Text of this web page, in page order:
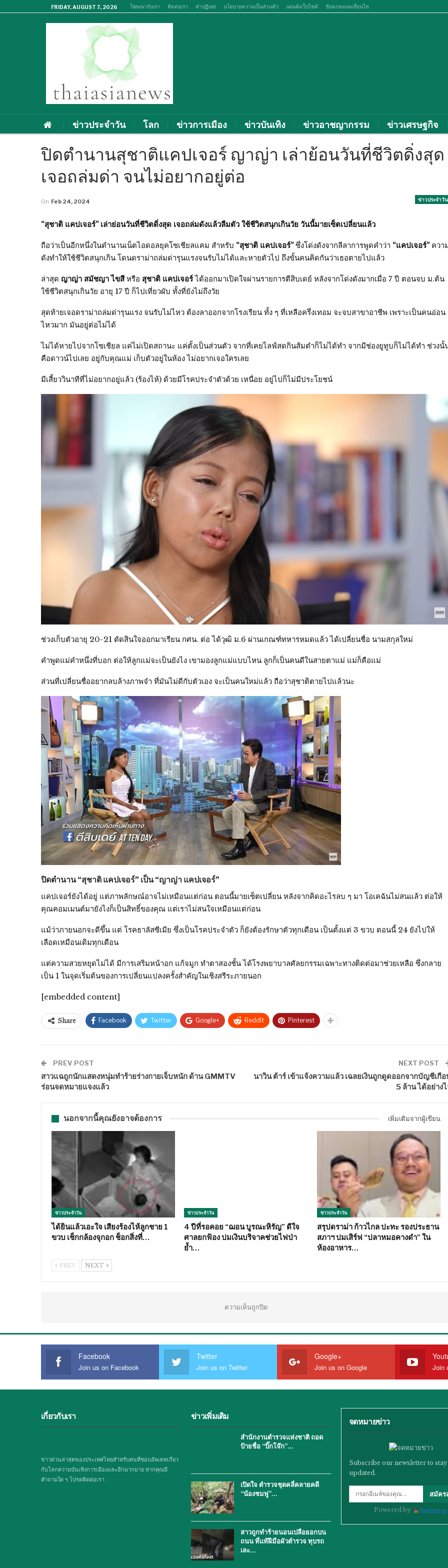
FRIDAY, AUGUST 7, 2026 โฆษณากับเรา ติดต่อเรา คำปฏิเสธ นโยบายความเป็นส่วนตัว แผนผังเว็บไซต์ ข้อตกลงและเงื่อนไข
ข่าวประจำวัน โลก ข่าวการเมือง ข่าวบันเทิง ข่าวอาชญากรรม ข่าวเศรษฐกิจ
ปิดตำนานสุชาติแคปเจอร์ ญาญ่า เล่าย้อนวันที่ชีวิตดิ่งสุด
เจอถล่มด่า จนไม่อยากอยู่ต่อ
ข่าวประจำวัน
On Feb 24, 2024
“สุชาติ แคปเจอร์” เล่าย่อนวันที่ชีวิตดิ่งสุด เจอถล่มดังแล้วลืมตัว ใช้ชีวิตสนุกเกินวัย วันนี้มายเซ็ตเปลี่ยนแล้ว
ถือว่าเป็นอีกหนึ่งในตำนานเน็ตไอดอลยุคโซเชียลแคม สำหรับ “สุชาติ แคปเจอร์”ซึ่งโด่งดังจากลีลาการพูดคำว่า “แคปเจอร์”ควา
ดังทำให้ใช้ชีวิตสนุกเกิน โดนดราม่าถล่มด่ารุนแรงจนรับไม่ได้และหายตัวไป ถึงขั้นคนคิดกันว่าเธอตายไปแล้ว
ล่าสุด ญาญ่า สมัชญา ไขสีหรือ สุชาติ แคปเจอร์ได้ออกมาเปิดใจผ่านรายการตีสิบเดย์ หลังจากโด่งดังมากเมื่อ 7 ปี ตอนจบ ม.ต้น
ใช้ชีวิตสนุกเกินวัย อายุ 17 ปี ก็ไปเที่ยวผับ ทั้งที่ยังไม่ถึงวัย
สุดท้ายเจอดราม่าถล่มด่ารุนแรง จนรับไม่ไหว ต้องลาออกจากโรงเรียน ทั้ง ๆ ที่เหลือครึ่งเทอม จะจบสาขาอาชีพ เพราะเป็นคนอ่อน
ไหวมาก มันอยู่ต่อไม่ได้
ไม่ได้หายไปจากโซเชียล แค่ไม่เปิดสถานะ แค่ตั้งเป็นส่วนตัว จากที่เคยไลฟ์สดกินส้มตำก็ไม่ได้ทำ จากมีช่องยูทูบก็ไม่ได้ทำ ช่วงนั้
คือดาวน์ไปเลย อยู่กับคุณแม่ เก็บตัวอยู่ในห้อง ไม่อยากเจอใครเลย
มีเสี้ยววินาทีที่ไม่อยากอยู่แล้ว (ร้องไห้) ด้วยมีโรคประจำตัวด้วย เหนื่อย อยู่ไปก็ไม่มีประโยชน์
ช่วงเก็บตัวอายุ 20-21 ตัดสินใจออกมาเรียน กศน. ต่อ ได้วุฒิ ม.6 ผ่านเกณฑ์ทหารหมดแล้ว ได้เปลี่ยนชื่อ นามสกุลใหม่
คำพูดแม่คำหนึ่งที่บอก ต่อให้ลูกแม่จะเป็นยังไง เขามองลูกแม่แบบไหน ลูกก็เป็นคนดีในสายตาแม่ แม่ก็คือแม่
ส่วนที่เปลี่ยนชื่ออยากลบล้างภาพจำ ที่มันไม่ดีกับตัวเอง จะเป็นคนใหม่แล้ว ถือว่าสุชาติตายไปแล้วนะ
ปิดตำนาน “สุชาติ แคปเจอร์” เป็น “ญาญ่า แคปเจอร์”
แคปเจอร์ยังได้อยู่ แต่ภาพลักษณ์อาจไม่เหมือนแต่ก่อน ตอนนี้มายเซ็ตเปลี่ยน หลังจากคิดอะไรลบ ๆ มา โอเคฉันไม่สนแล้ว ต่อให้
คุณคอมเมนต์มายังไงก็เป็นสิทธิ์ของคุณ แต่เราไม่สนใจเหมือนแต่ก่อน
แม้ว่าภายนอกจะดีขึ้น แต่ โรคธาลัสซีเมีย ซึ่งเป็นโรคประจำตัว ก็ยังต้องรักษาตัวทุกเดือน เป็นตั้งแต่ 3 ขวบ ตอนนี้ 24 ยังไปให้
เลือดเหมือนเดิมทุกเดือน
แต่ความสวยหยุดไม่ได้ มีการเสริมหน้าอก แก้จมูก ทำตาสองชั้น ได้โรงพยาบาลศัลยกรรมเฉพาะทางติดต่อมาช่วยเหลือ ซึ่งกลาย
เป็น 1 ในจุดเริ่มต้นของการเปลี่ยนแปลงครั้งสำคัญในเชิงสรีระภายนอก
[embedded content]
Share Facebook Twitter Google+ ReddIt Pinterest
PREV POST
สาวแฉถูกนักแสดงหนุ่มทำร้ายร่างกายเจ็บหนัก ด้าน GMMTV
ร่อนจดหมายแจงแล้ว
NEXT POST
นาวิน ต้าร์ เข้าแจ้งความแล้ว เฉลยเงินถูกดูดออกจากบัญชีเกื
5 ล้าน ได้อย่าง
นอกจากนี้คุณยังอาจต้องการ เพิ่มเติมจากผู้เขียน
ข่าวประจำวัน
ได้ยินแล้วเอะใจ เสียงร้องไห้ลูกชาย 1
ขวบ เช็กกล้องจุกอก ช็อกสิ่งที่…
ข่าวประจำวัน
4 ปีที่รอคอย “ฌอน บูรณะหิรัญ” ดีใจ
ศาลยกฟ้อง ปมเงินบริจาคช่วยไฟป่า
ย้ำ…
ข่าวประจำวัน
สรุปดราม่า ก้าวไกล ปะทะ รองประธาน
สภาฯ ปมเสิร์ฟ “ปลาหมอคางดำ” ใน
ห้องอาหาร…
PREV NEXT
ความเห็นถูกปิด
Facebook
Join us on Facebook
Twitter
Join us on Twitter
Google+
Join us on Google Join
เกี่ยวกับเรา
ข่าวด่วนล่าสุดของประเทศไทยสำหรับคนที่ชอบอัพเดทเกี่ยว
กับโลกความบันเทิงการเมืองและอีกมากมาย หากคุณมี
คำถามใด ๆ โปรดติดต่อเรา
ข่าวเพิ่มเติม
สำนักงานตำรวจแห่งชาติ ถอด
ป้ายชื่อ “บิ๊กโจ๊ก”…
เปิดใจ ตำรวจชุดคลี่คลายคดี
“น้องชมพู่”…
สาวถูกทำร้ายนอนเปลือยอกบน
ถนน ที่แท้ฝีมือผัวตำรวจ ทุบรถ
เละ…
จดหมายข่าว
Subscribe our newsletter to stay
updated.
สมัคร
Powered by